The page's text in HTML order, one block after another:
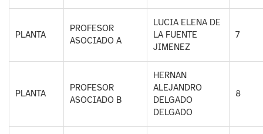
PLANTA
PROFESOR
ASOCIADO A
LUCIA ELENA DE
LA FUENTE
JIMENEZ
7
PLANTA
PROFESOR
ASOCIADO B
HERNAN
ALEJANDRO
DELGADO
DELGADO
8